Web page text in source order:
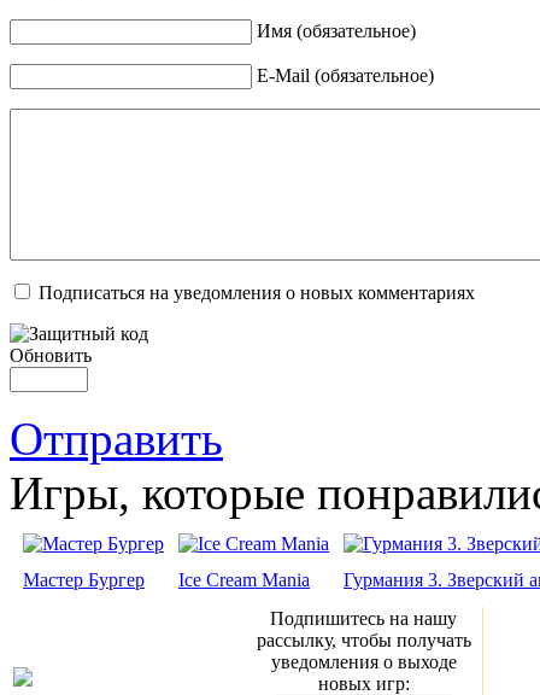
Имя (обязательное)
E-Mail (обязательное)
Подписаться на уведомления о новых комментариях
Обновить
Отправить
Игры, которые
Мастер Бургер Ice Cream Mania
Гурмания 3. Зверский
Подпишитесь на нашу
рассылку, чтобы получать
уведомления о выходе
новых игр: